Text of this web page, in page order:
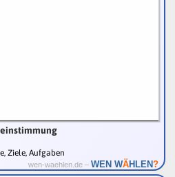
Ziele, Aufgaben
wen-waehlen.de – WEN WÄHLEN?